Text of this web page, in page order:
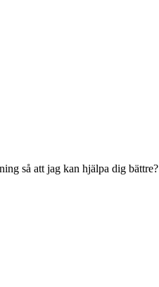
så att jag kan hjälpa dig bättre?